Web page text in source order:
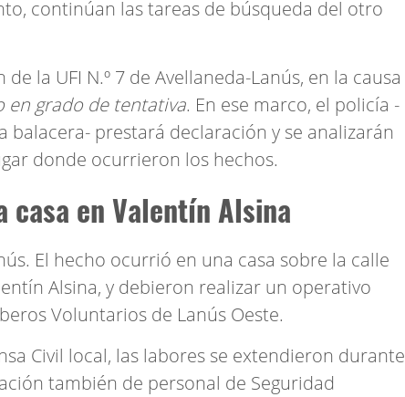
continúan las tareas de búsqueda del otro
la UFI N.º 7 de Avellaneda-Lanús, en la causa
en grado de tentativa. En ese marco, el policía -
prestará declaración y se analizarán
donde ocurrieron los hechos.
casa en Valentín Alsina
El hecho ocurrió en una casa sobre la calle
Alsina, y debieron realizar un operativo
Voluntarios de Lanús Oeste.
Civil local, las labores se extendieron durante
también de personal de Seguridad